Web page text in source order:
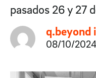
pasados 26 y 27
q.beyond
08/10/2024